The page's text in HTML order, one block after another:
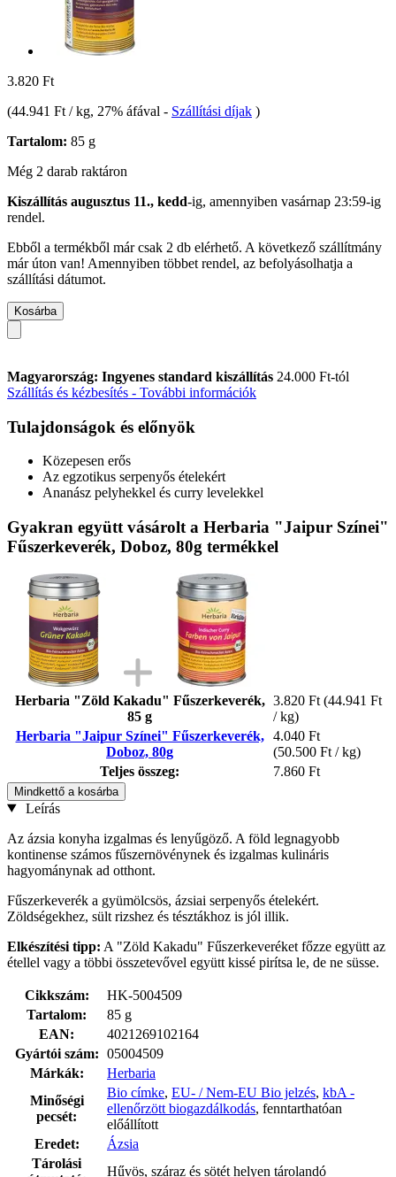
3.820 Ft
(44.941 Ft / kg, 27% áfával - Szállítási díjak )
Tartalom: 85 g
Még 2 darab raktáron
Kiszállítás augusztus 11., kedd-ig, amennyiben vasárnap 23:59-ig
rendel.
Ebből a termékből már csak 2 db elérhető. A következő szállítmány
már úton van! Amennyiben többet rendel, az befolyásolhatja a
szállítási dátumot.
Kosárba
Magyarország: Ingyenes standard kiszállítás 24.000 Ft-tól
Szállítás és kézbesítés - További információk
Tulajdonságok és előnyök
Közepesen erős
Az egzotikus serpenyős ételekért
Ananász pelyhekkel és curry levelekkel
Gyakran együtt vásárolt a Herbaria "Jaipur Színei"
Fűszerkeverék, Doboz, 80g termékkel
Herbaria "Zöld Kakadu" Fűszerkeverék,
85 g
3.820 Ft (44.941 Ft
/ kg)
Herbaria "Jaipur Színei" Fűszerkeverék,
Doboz, 80g
4.040 Ft
(50.500 Ft / kg)
Teljes összeg:
7.860 Ft
Mindkettő a kosárba
Leírás
Az ázsia konyha izgalmas és lenyűgöző. A föld legnagyobb
kontinense számos fűszernövénynek és izgalmas kulináris
hagyománynak ad otthont.
Fűszerkeverék a gyümölcsös, ázsiai serpenyős ételekért.
Zöldségekhez, sült rizshez és tésztákhoz is jól illik.
Elkészítési tipp: A "Zöld Kakadu" Fűszerkeveréket főzze együtt az
étellel vagy a többi összetevővel együtt kissé pirítsa le, de ne süsse.
Cikkszám:
HK-5004509
Tartalom:
85 g
EAN:
4021269102164
Gyártói szám: 05004509
Márkák:
Herbaria
Minőségi
pecsét:
Bio címke, EU- / Nem-EU Bio jelzés, kbA -
ellenőrzött biogazdálkodás, fenntarthatóan
előállított
Eredet:
Ázsia
Tárolási
Hűvös, száraz és sötét helyen tárolandó